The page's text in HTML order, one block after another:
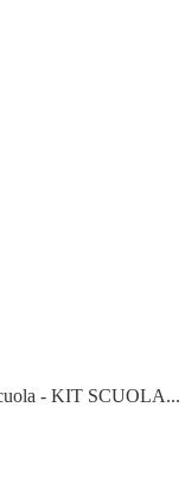
- KIT SCUOLA...